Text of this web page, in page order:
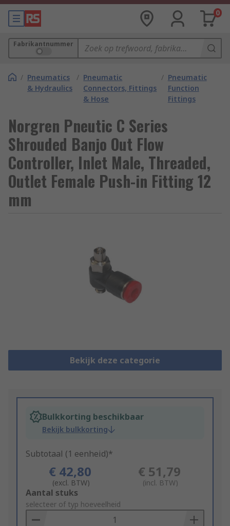
0
Fabrikantnummer
/ Pneumatics
& Hydraulics
/ Pneumatic
Connectors, Fittings
& Hose
/ Pneumatic
Function
Fittings
Norgren Pneutic C Series
Shrouded Banjo Out Flow
Controller, Inlet Male, Threaded,
Outlet Female Push-in Fitting 12
mm
Bekijk deze categorie
Bulkkorting beschikbaar
Bekijk bulkkorting
Subtotaal (1 eenheid)*
€ 42,80
(excl. BTW)
€ 51,79
(incl. BTW)
Add
to
Basket
Aantal stuks
selecteer of typ hoeveelheid